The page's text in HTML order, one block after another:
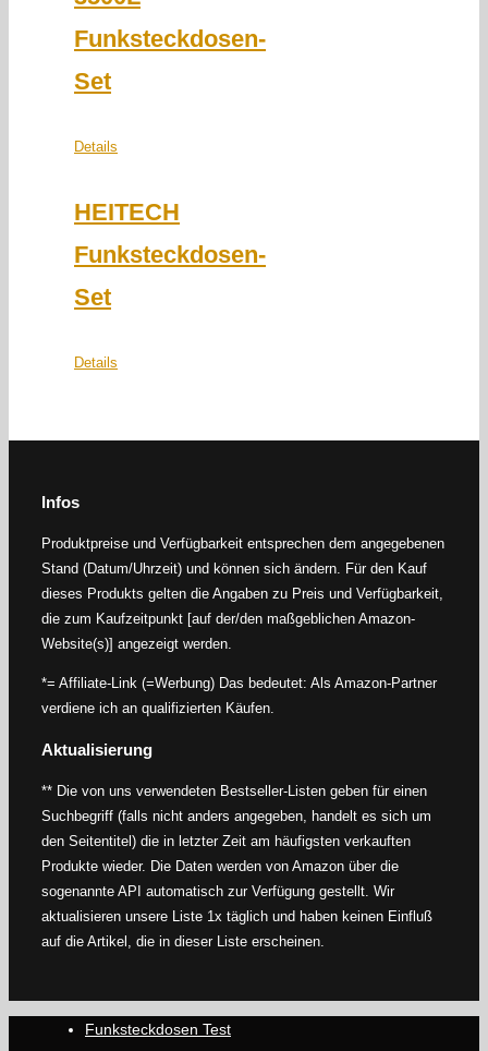
Funksteckdosen-
Set
Details
HEITECH
Funksteckdosen-
Set
Details
Infos
Produktpreise und Verfügbarkeit entsprechen dem angegebenen
Stand (Datum/Uhrzeit) und können sich ändern. Für den Kauf
dieses Produkts gelten die Angaben zu Preis und Verfügbarkeit,
die zum Kaufzeitpunkt [auf der/den maßgeblichen Amazon-
Website(s)] angezeigt werden.
*= Affiliate-Link (=Werbung) Das bedeutet: Als Amazon-Partner
verdiene ich an qualifizierten Käufen.
Aktualisierung
** Die von uns verwendeten Bestseller-Listen geben für einen
Suchbegriff (falls nicht anders angegeben, handelt es sich um
den Seitentitel) die in letzter Zeit am häufigsten verkauften
Produkte wieder. Die Daten werden von Amazon über die
sogenannte API automatisch zur Verfügung gestellt. Wir
aktualisieren unsere Liste 1x täglich und haben keinen Einfluß
auf die Artikel, die in dieser Liste erscheinen.
Funksteckdosen Test